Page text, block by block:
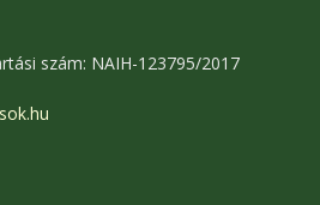
szám: NAIH-123795/2017